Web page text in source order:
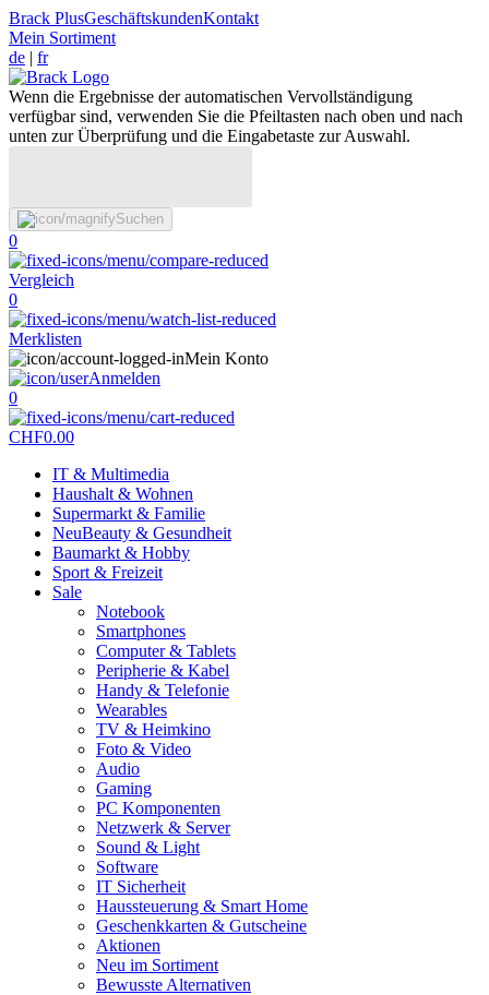
Brack PlusGeschäftskundenKontakt
Mein Sortiment
de | fr
Wenn die Ergebnisse der automatischen Vervollständigung
verfügbar sind, verwenden Sie die Pfeiltasten nach oben und nach
unten zur Überprüfung und die Eingabetaste zur Auswahl.
Suchen
0
Vergleich
0
Merklisten
Mein Konto
Anmelden
0
CHF0.00
IT & Multimedia
Haushalt & Wohnen
Supermarkt & Familie
NeuBeauty & Gesundheit
Baumarkt & Hobby
Sport & Freizeit
Sale
Notebook
Smartphones
Computer & Tablets
Peripherie & Kabel
Handy & Telefonie
Wearables
TV & Heimkino
Foto & Video
Audio
Gaming
PC Komponenten
Netzwerk & Server
Sound & Light
Software
IT Sicherheit
Haussteuerung & Smart Home
Geschenkkarten & Gutscheine
Aktionen
Neu im Sortiment
Bewusste Alternativen